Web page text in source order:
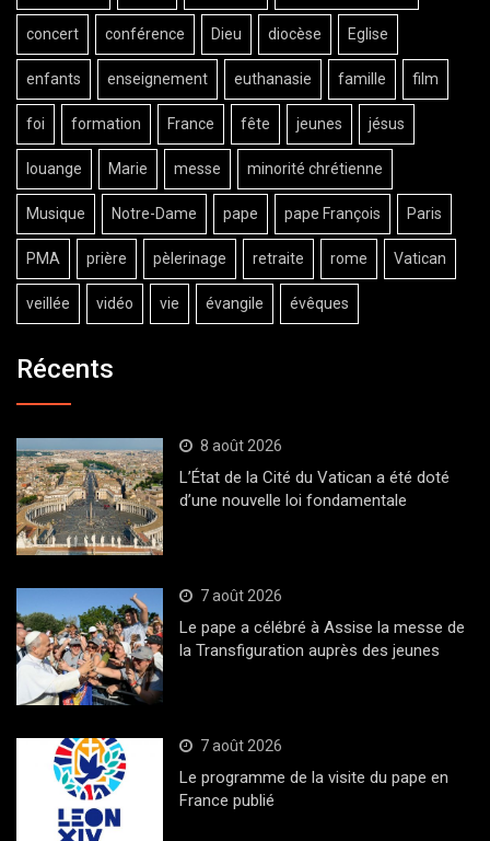
concert conférence Dieu diocèse Eglise
enfants enseignement euthanasie famille film
foi formation France fête jeunes jésus
louange Marie messe minorité chrétienne
Musique Notre-Dame pape pape François Paris
PMA prière pèlerinage retraite rome Vatican
veillée vidéo vie évangile évêques
Récents
8 août 2026
L’État de la Cité du Vatican a été doté
d’une nouvelle loi fondamentale
7 août 2026
Le pape a célébré à Assise la messe de
la Transfiguration auprès des jeunes
7 août 2026
Le programme de la visite du pape en
France publié